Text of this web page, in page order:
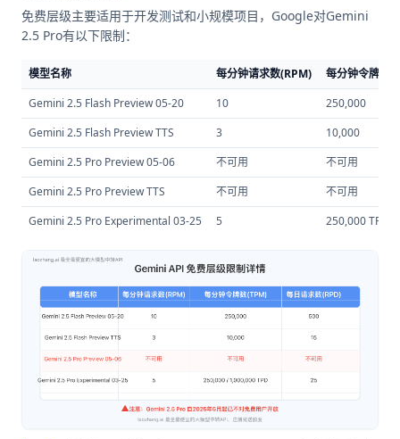
免费层级主要适用于开发测试和小规模项目，Google对Gemini
2.5 Pro有以下限制：
模型名称 每分钟请求数(RPM)
每分钟令牌数
Gemini 2.5 Flash Preview 05-20
10
250,000
Gemini 2.5 Flash Preview TTS
3
10,000
Gemini 2.5 Pro Preview 05-06
不可用
不可用
Gemini 2.5 Pro Preview TTS
不可用
不可用
Gemini 2.5 Pro Experimental 03-25
5 250,000 TPM